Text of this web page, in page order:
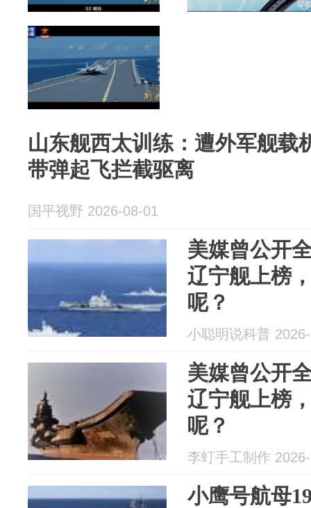
山东舰西太训练：遭外军舰载
带弹起飞拦截驱离
国平视野 2026-08-01
美媒曾公开
辽宁舰上榜
呢？
小聪明说科普
美媒曾公开
辽宁舰上榜
呢？
李虰手工制作
小鹰号航母